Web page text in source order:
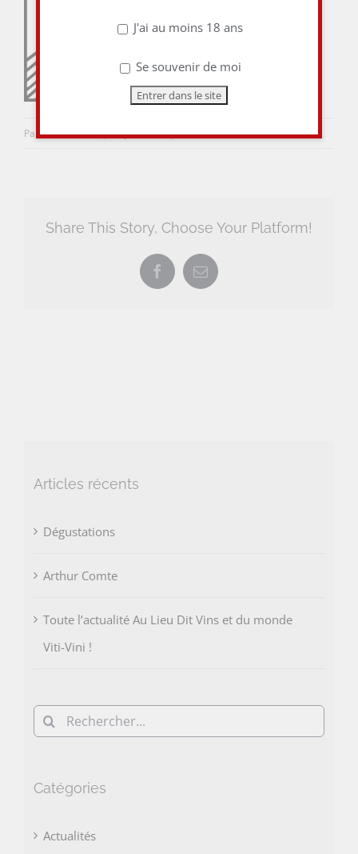
Paraulieuditvins | 21 juin 2017 | 0 commentaire
Share This Story, Choose Your Platform!
FacebookEmail
Articles récents
Dégustations
Arthur Comte
Toute l’actualité Au Lieu Dit Vins et du monde
Viti-Vini !
Rechercher:
Catégories
Actualités
J'ai au moins 18 ans
Se souvenir de moi